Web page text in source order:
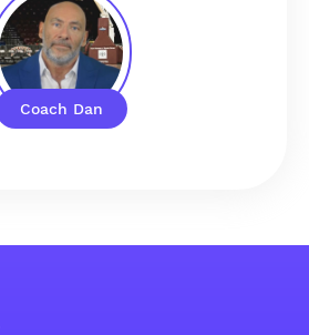
Coach Dan